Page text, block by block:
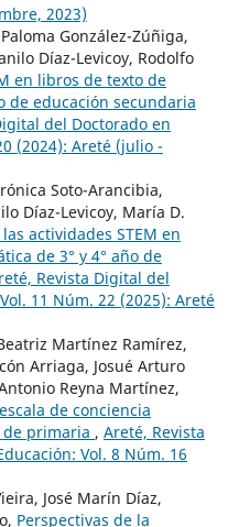
2023)
González-Zúñiga,
Díaz-Levicoy, Rodolfo
en libros de texto de
de educación secundaria
del Doctorado en
(2024): Areté (julio -
Soto-Arancibia,
Díaz-Levicoy, María D.
actividades STEM en
de 3° y 4° año de
Revista Digital del
11 Núm. 22 (2025): Areté
Martínez Ramírez,
Arriaga, Josué Arturo
Reyna Martínez,
de conciencia
de primaria , Areté, Revista
Vol. 8 Núm. 16
José Marín Díaz,
Perspectivas de la